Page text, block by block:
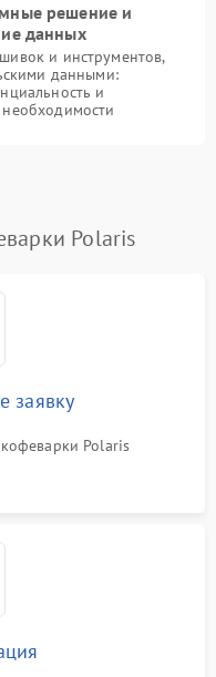
решение и
данных
и инструментов,
данными:
и
Polaris
заявку
Polaris